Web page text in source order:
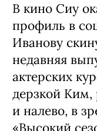
В кино Сиу
профиль в
Ива­нову
не­давняя
актер­ских
дерзкой Ким,
и налево, в
«Высокий